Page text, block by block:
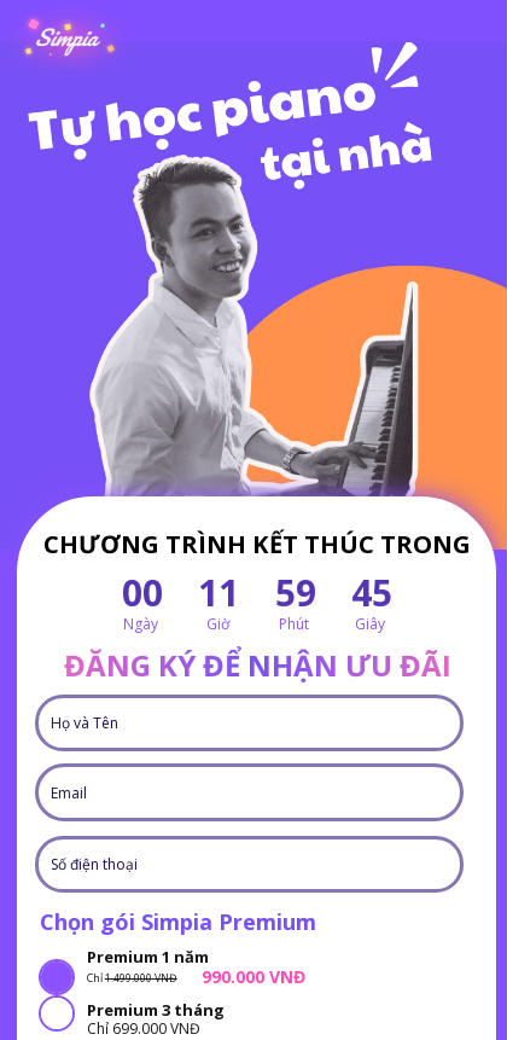
CHƯƠNG TRÌNH KẾT THÚC TRONG
ĐĂNG KÝ ĐỂ NHẬN ƯU ĐÃI
00 11 59 44
Ngày Giờ Phút Giây
Chọn gói Simpia Premium
Premium 1 năm
Chỉ1.499.000 VNĐ 990.000 VNĐ
Premium 3 tháng
Chỉ 699.000 VNĐ